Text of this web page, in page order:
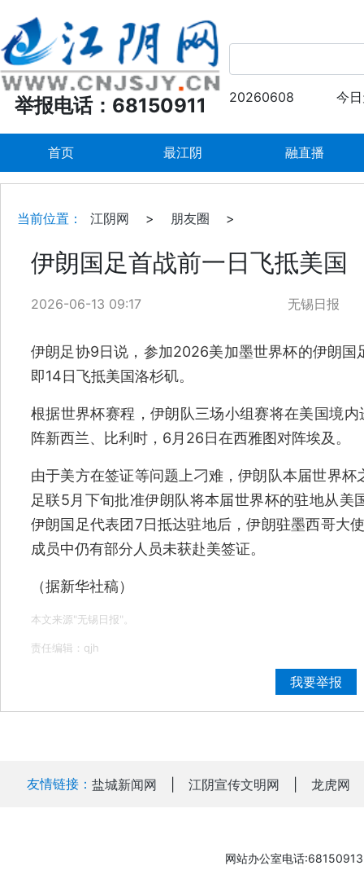
举报电话：68150911 20260608 今
首页 最江阴 融直播
当前位置： 江阴网 > 朋友圈 >
伊朗国足首战前一日飞抵美国
2026-06-13 09:17 无锡日报
伊朗足协9日说，参加2026美加墨世界杯的伊朗
即14日飞抵美国洛杉矶。
根据世界杯赛程，伊朗队三场小组赛将在美国境
阵新西兰、比利时，6月26日在西雅图对阵埃及。
由于美方在签证等问题上刁难，伊朗队本届世界
足联5月下旬批准伊朗队将本届世界杯的驻地从美
伊朗国足代表团7日抵达驻地后，伊朗驻墨西哥大
成员中仍有部分人员未获赴美签证。
（据新华社稿）
本文来源"无锡日报"。
责任编辑：qjh
我要举报
友情链接： 盐城新闻网 江阴宣传文明网 龙虎网
网站办公室电话:68150913